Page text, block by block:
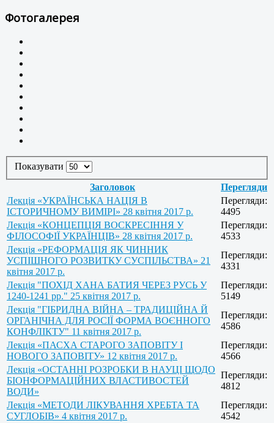
Фотогалерея
Показувати
Заголовок
Перегляди
Лекція «УКРАЇНСЬКА НАЦІЯ В
ІСТОРИЧНОМУ ВИМІРІ» 28 квітня 2017 р.
Перегляди:
4495
Лекція «КОНЦЕПЦІЯ ВОСКРЕСІННЯ У
ФІЛОСОФІЇ УКРАЇНЦІВ» 28 квітня 2017 р.
Перегляди:
4533
Лекція «РЕФОРМАЦІЯ ЯК ЧИННИК
УСПІШНОГО РОЗВИТКУ СУСПІЛЬСТВА» 21
квітня 2017 р.
Перегляди:
4331
Лекція "ПОХІД ХАНА БАТИЯ ЧЕРЕЗ РУСЬ У
1240-1241 рр." 25 квітня 2017 р.
Перегляди:
5149
Лекція "ГІБРИДНА ВІЙНА – ТРАДИЦІЙНА Й
ОРГАНІЧНА ДЛЯ РОСІЇ ФОРМА ВОЄННОГО
КОНФЛІКТУ" 11 квітня 2017 р.
Перегляди:
4586
Лекція «ПАСХА СТАРОГО ЗАПОВІТУ І
НОВОГО ЗАПОВІТУ» 12 квітня 2017 р.
Перегляди:
4566
Лекція «ОСТАННІ РОЗРОБКИ В НАУЦІ ЩОДО
БІОНФОРМАЦІЙНИХ ВЛАСТИВОСТЕЙ
ВОДИ»
Перегляди:
4812
Лекція «МЕТОДИ ЛІКУВАННЯ ХРЕБТА ТА
СУГЛОБІВ» 4 квітня 2017 р.
Перегляди:
4542